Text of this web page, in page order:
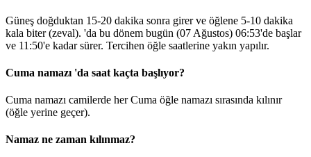
Güneş doğduktan 15-20 dakika sonra girer ve öğlene 5-10 dakika
kala biter (zeval). 'da bu dönem bugün (07 Ağustos) 06:53'de başlar
ve 11:50'e kadar sürer. Tercihen öğle saatlerine yakın yapılır.
Cuma namazı 'da saat kaçta başlıyor?
Cuma namazı camilerde her Cuma öğle namazı sırasında kılınır
(öğle yerine geçer).
Namaz ne zaman kılınmaz?